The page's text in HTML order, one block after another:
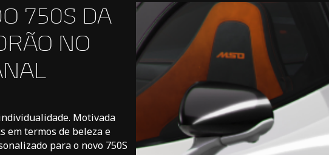
750S DA
NO
Motivada
em termos de beleza e
para o novo 750S